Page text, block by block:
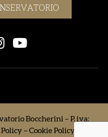
Boccherini – P. iva:
–Cookie Policy